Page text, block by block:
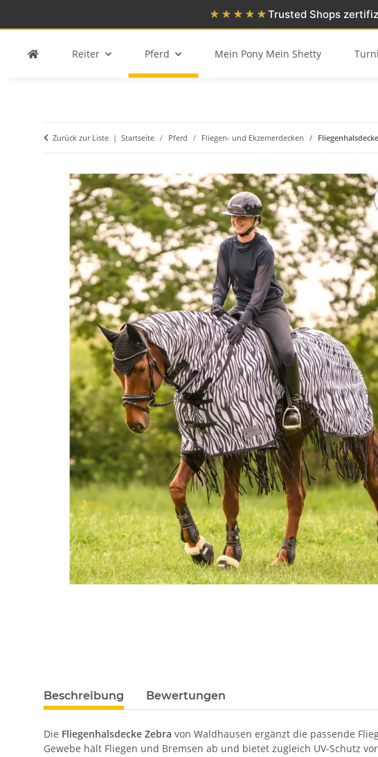
★★★★★Trusted Shops
Reiter Pferd Mein Pony Mein Shetty
Zurück zur Liste Startseite Pferd Fliegen- und Ekzemerdecken
Beschreibung Bewertungen
Die Fliegenhalsdecke Zebra von Waldhausen ergänzt die passende
Gewebe hält Fliegen und Bremsen ab und bietet zugleich UV-Schutz